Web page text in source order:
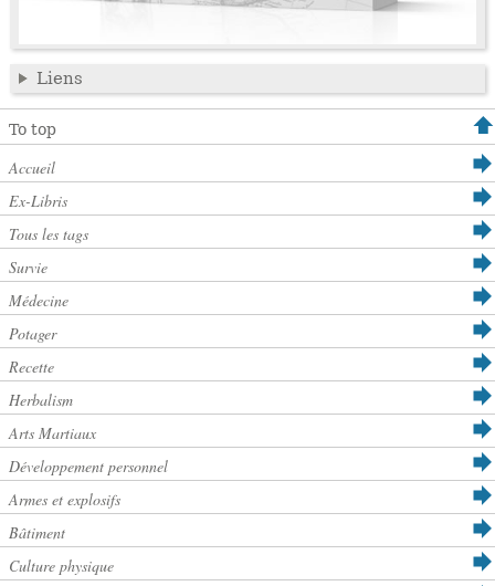
Liens
To top
Accueil
Ex-Libris
Tous les tags
Survie
Médecine
Potager
Recette
Herbalism
Arts Martiaux
Développement personnel
Armes et explosifs
Bâtiment
Culture physique